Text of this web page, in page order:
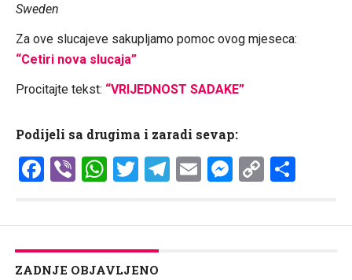
Sweden
Za ove slucajeve sakupljamo pomoc ovog mjeseca:
“Cetiri nova slucaja”
Procitajte tekst: “VRIJEDNOST SADAKE”
Podijeli sa drugima i zaradi sevap:
Facebook
ViberWhatsApp
Twitter
Telegram
EmailCopy
ZADNJE OBJAVLJENO